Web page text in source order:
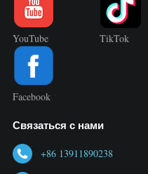
YouTube TikTok
Facebook
Связаться с нами
+86 13911890238